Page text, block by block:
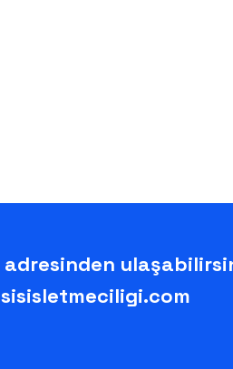
adresinden